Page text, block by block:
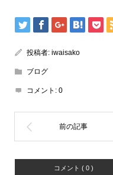
投稿者: iwaisako
ブログ
コメント: 0
コメント ( 0 )